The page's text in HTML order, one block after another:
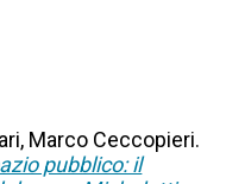
Marco Ceccopieri.
pubblico: il